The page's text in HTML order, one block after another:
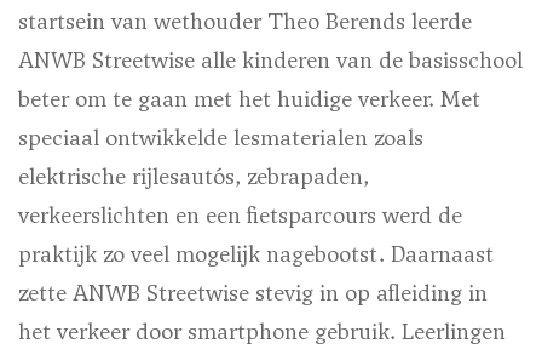
startsein van wethouder Theo Berends leerde
ANWB Streetwise alle kinderen van de basisschool
beter om te gaan met het huidige verkeer. Met
speciaal ontwikkelde lesmaterialen zoals
elektrische rijlesauto´s, zebrapaden,
verkeerslichten en een fietsparcours werd de
praktijk zo veel mogelijk nagebootst. Daarnaast
zette ANWB Streetwise stevig in op afleiding in
het verkeer door smartphone gebruik. Leerlingen